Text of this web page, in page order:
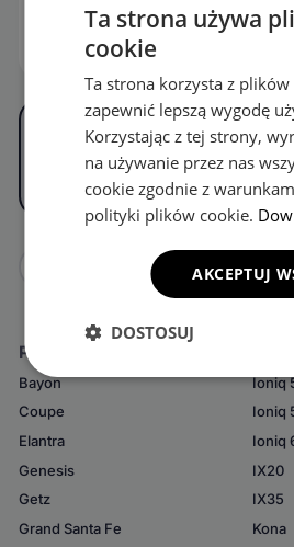
OPIS
NASTĘPNA
1
2
Podkategorie
Bayon
Coupe
Elantra
Genesis
Getz
Grand Santa Fe
Ioniq
Ioniq
Ioniq
IX20
IX35
Kona
Ta strona używa
cookie
Ta strona korzysta z
zapewnić lepszą wygodę
Korzystając z tej strony,
na używanie przez nas
cookie zgodnie z
polityki plików cookie.
AKCEPTUJ
DOSTOSUJ